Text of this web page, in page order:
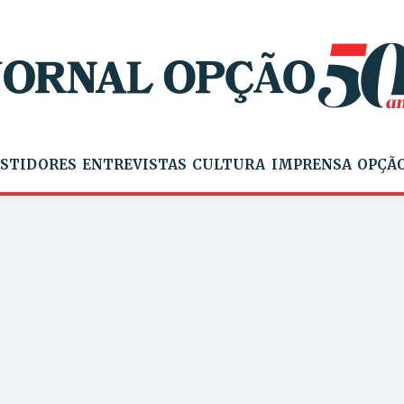
ENTREVISTAS CULTURA IMPRENSA